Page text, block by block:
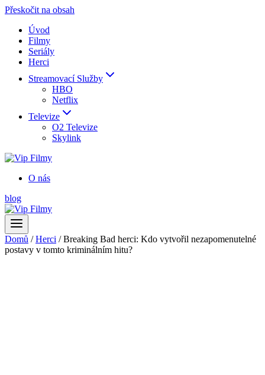
Přeskočit na obsah
Úvod
Filmy
Seriály
Herci
Streamovací Služby
HBO
Netflix
Televize
O2 Televize
Skylink
O nás
blog
Domů / Herci / Breaking Bad herci: Kdo vytvořil nezapomenutelné
postavy v tomto kriminálním hitu?